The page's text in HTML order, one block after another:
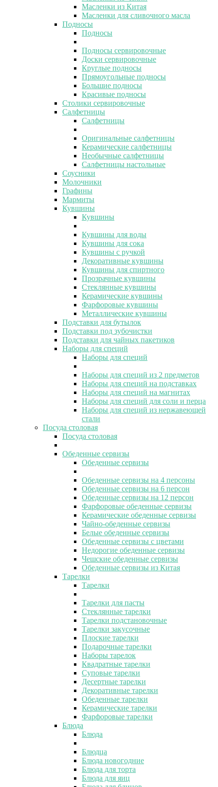
Масленки из Китая
Масленки для сливочного масла
Подносы
Подносы
Подносы сервировочные
Доски сервировочные
Круглые подносы
Прямоугольные подносы
Большие подносы
Красивые подносы
Столики сервировочные
Салфетницы
Салфетницы
Оригинальные салфетницы
Керамические салфетницы
Необычные салфетницы
Салфетницы настольные
Соусники
Молочники
Графины
Мармиты
Кувшины
Кувшины
Кувшины для воды
Кувшины для сока
Кувшины с ручкой
Декоративные кувшины
Кувшины для спиртного
Прозрачные кувшины
Стеклянные кувшины
Керамические кувшины
Фарфоровые кувшины
Металлические кувшины
Подставки для бутылок
Подставки под зубочистки
Подставки для чайных пакетиков
Наборы для специй
Наборы для специй
Наборы для специй из 2 предметов
Наборы для специй на подставках
Наборы для специй на магнитах
Наборы для специй для соли и перца
Наборы для специй из нержавеющей
стали
Посуда столовая
Посуда столовая
Обеденные сервизы
Обеденные сервизы
Обеденные сервизы на 4 персоны
Обеденные сервизы на 6 персон
Обеденные сервизы на 12 персон
Фарфоровые обеденные сервизы
Керамические обеденные сервизы
Чайно-обеденные сервизы
Белые обеденные сервизы
Обеденные сервизы с цветами
Недорогие обеденные сервизы
Чешские обеденные сервизы
Обеденные сервизы из Китая
Тарелки
Тарелки
Тарелки для пасты
Стеклянные тарелки
Тарелки подстановочные
Тарелки закусочные
Плоские тарелки
Подарочные тарелки
Наборы тарелок
Квадратные тарелки
Суповые тарелки
Десертные тарелки
Декоративные тарелки
Обеденные тарелки
Керамические тарелки
Фарфоровые тарелки
Блюда
Блюда
Блюдца
Блюда новогодние
Блюда для торта
Блюда для яиц